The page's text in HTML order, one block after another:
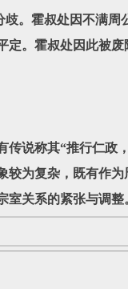
霍叔处因不满周
。霍叔处因此被
说称其“推行仁政
为复杂，既有作
关系的紧张与调整